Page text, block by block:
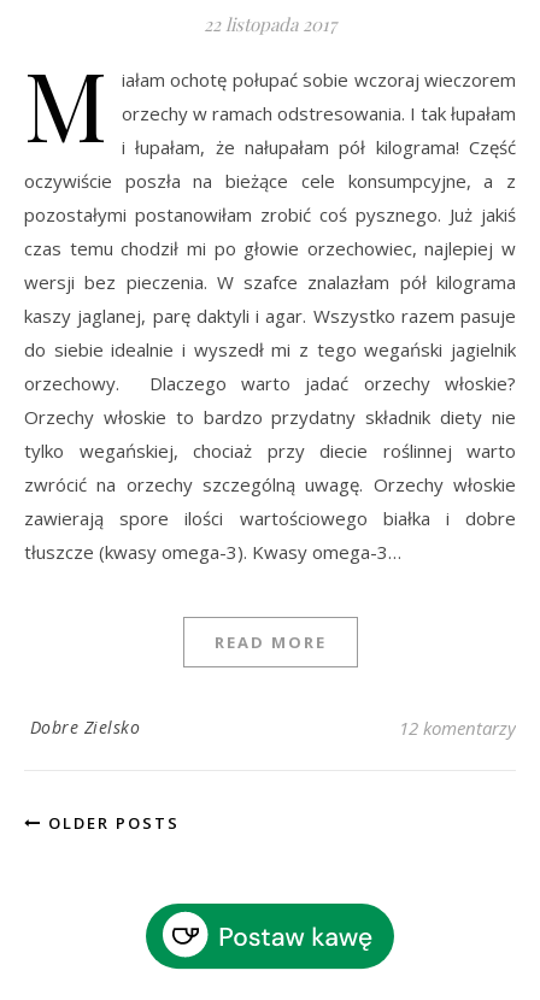
22 listopada 2017
M
iałam ochotę połupać sobie wczoraj wieczorem
orzechy w ramach odstresowania. I tak łupałam
i łupałam, że nałupałam pół kilograma! Część
oczywiście poszła na bieżące cele konsumpcyjne, a z
pozostałymi postanowiłam zrobić coś pysznego. Już jakiś
czas temu chodził mi po głowie orzechowiec, najlepiej w
wersji bez pieczenia. W szafce znalazłam pół kilograma
kaszy jaglanej, parę daktyli i agar. Wszystko razem pasuje
do siebie idealnie i wyszedł mi z tego wegański jagielnik
orzechowy. Dlaczego warto jadać orzechy włoskie?
Orzechy włoskie to bardzo przydatny składnik diety nie
tylko wegańskiej, chociaż przy diecie roślinnej warto
zwrócić na orzechy szczególną uwagę. Orzechy włoskie
zawierają spore ilości wartościowego białka i dobre
tłuszcze (kwasy omega-3). Kwasy omega-3…
READ MORE
Dobre Zielsko 12 komentarzy
OLDER POSTS